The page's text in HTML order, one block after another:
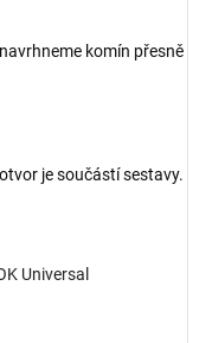
komín přesně
je součástí sestavy.
Universal